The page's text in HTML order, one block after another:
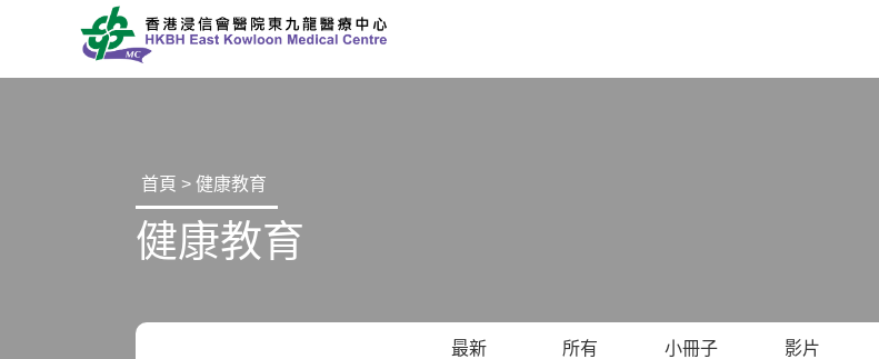
首頁 > 健康教育
健康教育
最新 所有 小冊子 影片